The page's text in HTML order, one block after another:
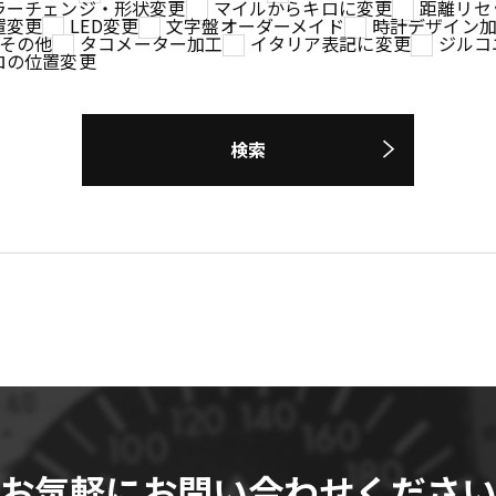
チェンジ・形状変更 マイルからキロに変更 距離リ
変更 LED変更 文字盤オーダーメイド 時計デザイン
の他 タコメーター加工 イタリア表記に変更 ジル
の位置変更
検索